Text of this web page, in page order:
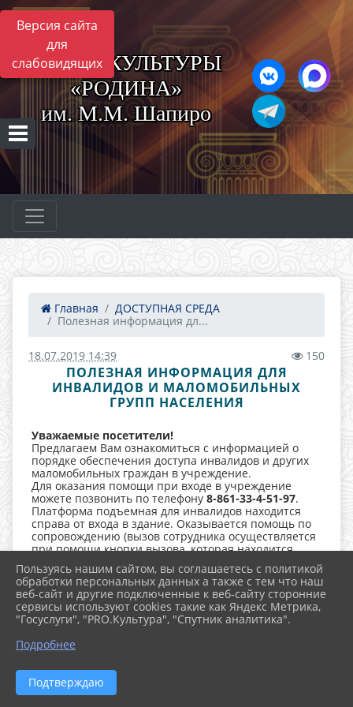
Версия сайта
для
слабовидящих
ЦЕНТР КУЛЬТУРЫ
«РОДИНА»
им. М.М. Шапиро
Главная
ДОСТУПНАЯ СРЕДА
Полезная информация дл...
18.07.2019 14:39 150
ПОЛЕЗНАЯ ИНФОРМАЦИЯ ДЛЯ
ИНВАЛИДОВ И МАЛОМОБИЛЬНЫХ
ГРУПП НАСЕЛЕНИЯ
Уважаемые посетители!
Предлагаем Вам ознакомиться с информацией о
порядке обеспечения доступа инвалидов и других
маломобильных граждан в учреждение.
Для оказания помощи при входе в учреждение
можете позвонить по телефону 8-861-33-4-51-97.
Платформа подъемная для инвалидов находится
справа от входа в здание. Оказывается помощь по
сопровождению (вызов сотрудника осуществляется
при помощи кнопки вызова, которая находится
около платформы подъемной для инвалидов).
С левой стороны на крыльце перед входом в
учреждение расположена табличка со шрифтом
Брайля.
Ступени всех лестниц внутри здания размечены
желтой лентой.
На первом этаже учреждения находится платформа
подъемная для инвалидов для подъема на второй
Также в учреждении имеется лестницеход.
Пользуясь нашим сайтом, вы соглашаетесь с политикой
обработки персональных данных а также с тем что наш
веб-сайт и другие подключенные к веб-сайту сторонние
сервисы используют cookies такие как Яндекс Метрика,
"Госуслуги", "PRO.Культура", "Спутник аналитика".
Подробнее
Подтверждаю